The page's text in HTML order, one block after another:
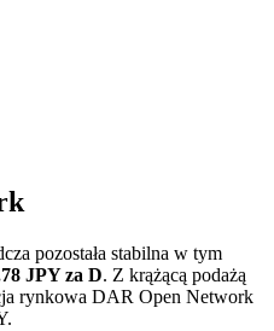
Mpozostała stabilna w tym
JPY za D. Z krążącą podażą
rynkowa DAR Open Network